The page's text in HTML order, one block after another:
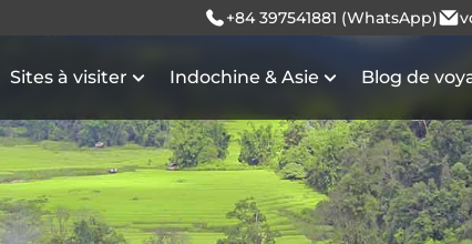
+84 397541881 (WhatsApp)
Sites à visiter Indochine & Asie Blog de